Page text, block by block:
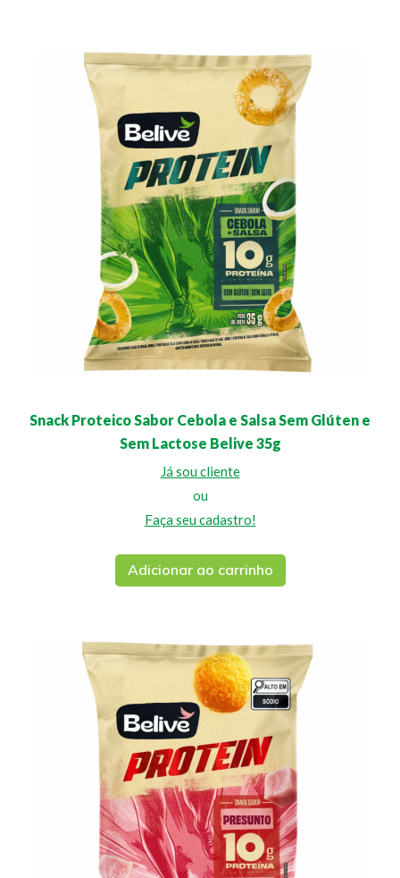
Snack Proteico Sabor Cebola e Salsa Sem Glúten e
Sem Lactose Belive 35g
Já sou cliente
ou
Faça seu cadastro!
Adicionar ao carrinho